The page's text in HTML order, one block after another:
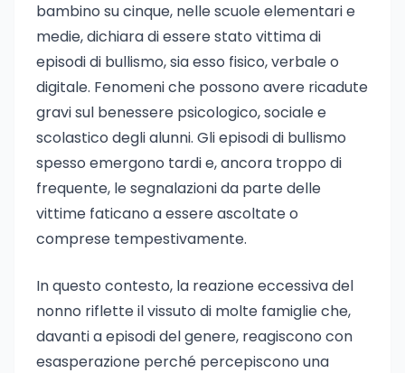
bambino su cinque, nelle scuole elementari e
medie, dichiara di essere stato vittima di
episodi di bullismo, sia esso fisico, verbale o
digitale. Fenomeni che possono avere ricadute
gravi sul benessere psicologico, sociale e
scolastico degli alunni. Gli episodi di bullismo
spesso emergono tardi e, ancora troppo di
frequente, le segnalazioni da parte delle
vittime faticano a essere ascoltate o
comprese tempestivamente.
In questo contesto, la reazione eccessiva del
nonno riflette il vissuto di molte famiglie che,
davanti a episodi del genere, reagiscono con
esasperazione perché percepiscono una